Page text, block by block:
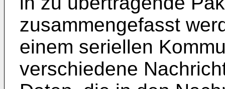
zusammengefasst
einem seriellen
verschiedene